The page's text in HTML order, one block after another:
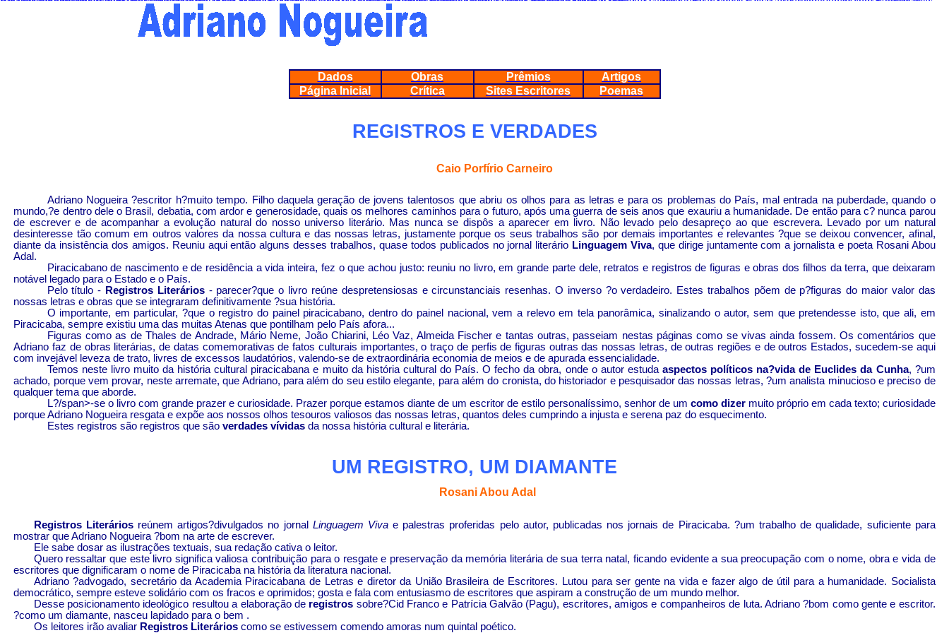
Dados Obras Prêmios
Artigos
Página Inicial
Crítica Sites Escritores Poemas
REGISTROS E VERDADES
Caio Porfírio Carneiro
Adriano Nogueira ?escritor h?muito tempo. Filho daquela geração de jovens talentosos que abriu os olhos para as letras e para os problemas do País, mal entrada na puberdade, quando o
mundo,?e dentro dele o Brasil, debatia, com ardor e generosidade, quais os melhores caminhos para o futuro, após uma guerra de seis anos que exauriu a humanidade. De então para c? nunca parou
de escrever e de acompanhar a evolução natural do nosso universo literário. Mas nunca se dispôs a aparecer em livro. Não levado pelo desapreço ao que escrevera. Levado por um natural
desinteresse tão comum em outros valores da nossa cultura e das nossas letras, justamente porque os seus trabalhos são por demais importantes e relevantes ?que se deixou convencer, afinal,
diante da insistência dos amigos. Reuniu aqui então alguns desses trabalhos, quase todos publicados no jornal literário Linguagem Viva, que dirige juntamente com a jornalista e poeta Rosani Abou
Adal .
Piracicabanode nascimento e de residência a vida inteira, fez o que achou justo: reuniu no livro, em grande parte dele, retratos e registros de figuras e obras dos filhos da terra, que deixaram
notável legado para o Estado e o País.
Pelo título - Registros Literários- parecer?que o livro reúne despretensiosas e circunstanciais resenhas. O inverso ?o verdadeiro. Estes trabalhos põem de p?figuras do maior valor das
nossas letras e obras que se integraram definitivamente ?sua história.
O importante, em particular, ?que o registro do painel piracicabano, dentro do painel nacional, vem a relevo em tela panorâmica, sinalizando o autor, sem que pretendesse isto, que ali, em
Piracicaba, sempre existiu uma das muitas Atenas que pontilham pelo País afora...
Figuras como as de Thales de Andrade, Mário Neme, João Chiarini, Léo Vaz, Almeida Fischer e tantas outras, passeiam nestas páginas como se vivas ainda fossem. Os comentários que
Adriano faz de obras literárias, de datas comemorativas de fatos culturais importantes, o traço de perfis de figuras outras das nossas letras, de outras regiões e de outros Estados, sucedem-se aqui
com invejável leveza de trato, livres de excessos laudatórios, valendo-se de extraordinária economia de meios e de apurada essencialidade.
Temos neste livro muito da história cultural piracicabana e muito da história cultural do País. O fecho da obra, onde o autor estuda aspectos políticos na?vida de Euclides da Cunha, ?um
achado, porque vem provar, neste arremate, que Adriano, para além do seu estilo elegante, para além do cronista, do historiador e pesquisador das nossas letras, ?um analista minucioso e preciso de
qualquer tema que aborde.
L?/span>-se o livro com grande prazer e curiosidade. Prazer porque estamos diante de um escritor de estilo personalíssimo, senhor de um como dizermuito próprio em cada texto; curiosidade
porque Adriano Nogueira resgata e expõe aos nossos olhos tesouros valiosos das nossas letras, quantos deles cumprindo a injusta e serena paz do esquecimento.
Estes registros são registros que são verdades vívidasda nossa história cultural e literária.
UM REGISTRO, UM DIAMANTE
RosaniAbouAdal
Registros Literáriosreúnem artigos?divulgados no jornal Linguagem Vivae palestras proferidas pelo autor, publicadas nos jornais de Piracicaba. ?um trabalho de qualidade, suficiente para
mostrar que Adriano Nogueira ?bom na arte de escrever.
Ele sabe dosar as ilustrações textuais, sua redação cativa o leitor.
Quero ressaltar que este livro significa valiosa contribuição para o resgate e preservação da memória literária de sua terra natal, ficando evidente a sua preocupação com o nome, obra e vida de
escritores que dignificaram o nome de Piracicaba na história da literatura nacional.
Adriano ?advogado, secretário da Academia Piracicabana de Letras e diretor da União Brasileira de Escritores. Lutou para ser gente na vida e fazer algo de útil para a humanidade. Socialista
democrático, sempre esteve solidário com os fracos e oprimidos; gosta e fala com entusiasmo de escritores que aspirama construção de um mundo melhor.
Desse posicionamento ideológico resultou a elaboração de registros sobre?Cid Franco e Patrícia Galvão (Pagu), escritores, amigos e companheiros de luta. Adriano ?bom como gente e escritor.
?como um diamante, nasceu lapidado para o bem .
Os leitores irão avaliar Registros Literários como se estivessem comendo amoras num quintal poético.